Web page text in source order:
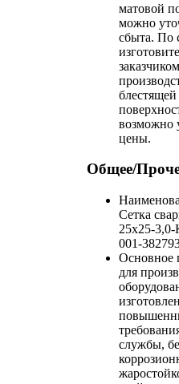
матовой
можно
сбыта. По
блестящей
возможно
цены.
Общее/
Сетка
25х25-
001-
Основное
для
службы,